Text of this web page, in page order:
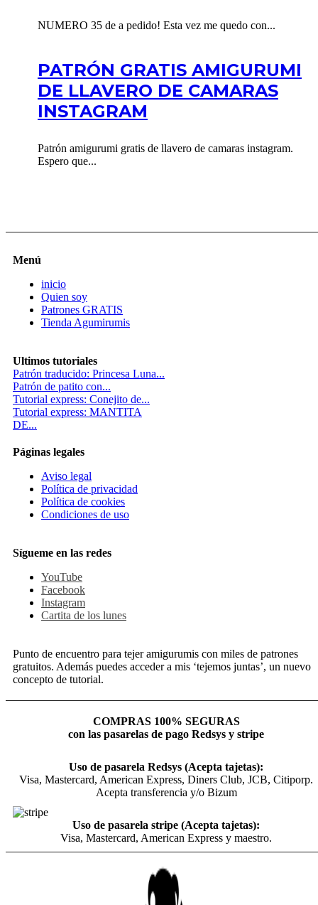
NUMERO 35 de a pedido! Esta vez me quedo con...
PATRÓN GRATIS AMIGURUMI
DE LLAVERO DE CAMARAS
INSTAGRAM
Patrón amigurumi gratis de llavero de camaras instagram.
Espero que...
Menú
inicio
Quien soy
Patrones GRATIS
Tienda Agumirumis
Ultimos tutoriales
Patrón traducido: Princesa Luna...
Patrón de patito con...
Tutorial express: Conejito de...
Tutorial express: MANTITA
DE...
Páginas legales
Aviso legal
Política de privacidad
Política de cookies
Condiciones de uso
Sígueme en las redes
YouTube
Facebook
Instagram
Cartita de los lunes
Punto de encuentro para tejer amigurumis con miles de patrones
gratuitos. Además puedes acceder a mis ‘tejemos juntas’, un nuevo
concepto de tutorial.
COMPRAS 100% SEGURAS
con las pasarelas de pago Redsys y stripe
Uso de pasarela Redsys (Acepta tajetas):
Visa, Mastercard, American Express, Diners Club, JCB, Citiporp.
Acepta transferencia y/o Bizum
Uso de pasarela stripe (Acepta tajetas):
Visa, Mastercard, American Express y maestro.